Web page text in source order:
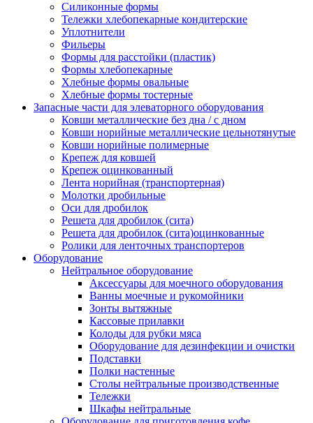
Силиконные формы
Тележки хлебопекарные кондитерские
Уплотнители
Фильеры
Формы для расстойки (пластик)
Формы хлебопекарные
Хлебные формы овальные
Хлебные формы тостерные
Запасные части для элеваторного оборудования
Ковши металлические без дна / с дном
Ковши норийные металлические цельнотянутые
Ковши норийные полимерные
Крепеж для ковшей
Крепеж оцинкованный
Лента норийная (транспортерная)
Молотки дробильные
Оси для дробилок
Решета для дробилок (сита)
Решета для дробилок (сита)оцинкованные
Ролики для ленточных транспортеров
Оборудование
Нейтральное оборудование
Аксессуары для моечного оборудования
Ванны моечные и рукомойники
Зонты вытяжные
Кассовые прилавки
Колоды для рубки мяса
Оборудование для дезинфекции и очистки
Подставки
Полки настенные
Столы нейтральные производственные
Тележки
Шкафы нейтральные